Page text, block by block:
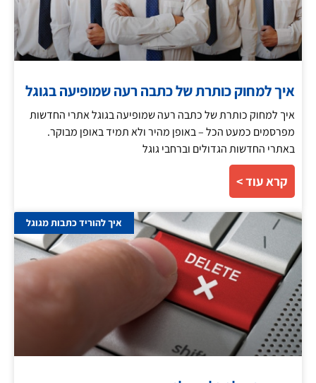
איך למחוק כותרת של כתבה רעה שמופיעה בגוגל
איך למחוק כותרת של כתבה רעה שמופיעה בגוגל אתרי החדשות
מפרסמים כמעט הכל – באופן מהיר ולא תמיד באופן מבוקר.
באתרי החדשות הגדולים וברחבי גוגל
קרא עוד >
איך להוריד כתבות מגוגל